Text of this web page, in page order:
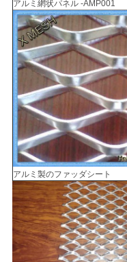
アルミ網状パネル -AMP001
アルミ製のファッダシート